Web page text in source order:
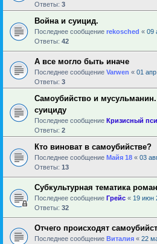
Ответы: 3
Война и суицид.
Последнее сообщение rekosched « 09
Ответы: 42
А все могло быть иначе
Последнее сообщение Varwen « 01
Ответы: 3
Самоубийство и
суициду
Последнее сообщение Кризисный
Ответы: 2
Кто виноват в самоубийстве?
Последнее сообщение Майя 18 « 03
Ответы: 13
Субкультурная тематика
Последнее сообщение Грейс « 19 июн
Ответы: 32
Отчего происходят
Последнее сообщение Виталия « 22